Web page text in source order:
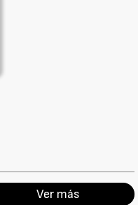
Ver más